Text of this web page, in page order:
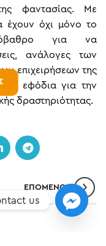
φαντασίας. Με
έχουν όχι μόνο το
για να
ανάλογες των
επιχειρήσεων της
εφόδια για την
δραστηριότητας.
ΕΠΌΜΕΝO
us